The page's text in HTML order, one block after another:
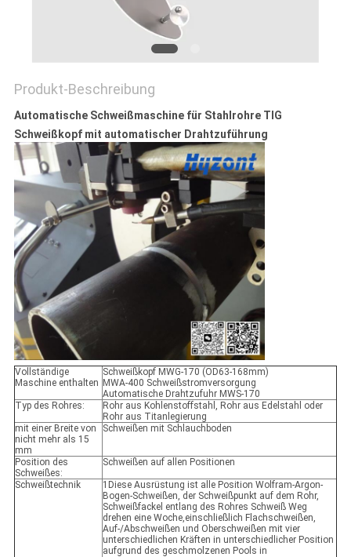
Produkt-Beschreibung
Automatische Schweißmaschine für Stahlrohre TIG
Schweißkopf mit automatischer Drahtzuführung
Vollständige
Maschine enthalten
Schweißkopf MWG-170 (OD63-168mm)
MWA-400 Schweißstromversorgung
Automatische Drahtzufuhr MWS-170
Typ des Rohres:
Rohr aus Kohlenstoffstahl, Rohr aus Edelstahl oder
Rohr aus Titanlegierung
mit einer Breite von
nicht mehr als 15
mm
Schweißen mit Schlauchboden
Position des
Schweißes:
Schweißen auf allen Positionen
Schweißtechnik
1Diese Ausrüstung ist alle Position Wolfram-Argon-
Bogen-Schweißen, der Schweißpunkt auf dem Rohr,
Schweißfackel entlang des Rohres Schweiß Weg
drehen eine Woche,einschließlich Flachschweißen,
Auf-/Abschweißen und Oberschweißen mit vier
unterschiedlichen Kräften in unterschiedlicher Position
aufgrund des geschmolzenen Pools in